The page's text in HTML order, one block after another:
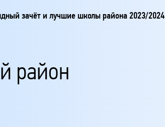
зачёт и лучшие школы района 2023/2024
район